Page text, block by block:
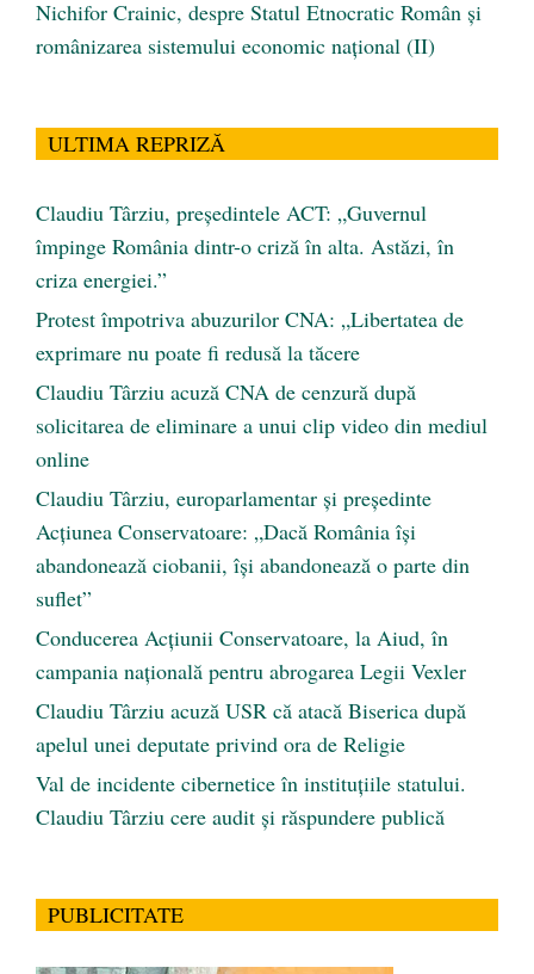
Nichifor Crainic, despre Statul Etnocratic Român şi
românizarea sistemului economic naţional (II)
ULTIMA REPRIZĂ
Claudiu Târziu, președintele ACT: „Guvernul
împinge România dintr-o criză în alta. Astăzi, în
criza energiei.”
Protest împotriva abuzurilor CNA: „Libertatea de
exprimare nu poate fi redusă la tăcere
Claudiu Târziu acuză CNA de cenzură după
solicitarea de eliminare a unui clip video din mediul
online
Claudiu Târziu, europarlamentar și președinte
Acțiunea Conservatoare: „Dacă România își
abandonează ciobanii, își abandonează o parte din
suflet”
Conducerea Acțiunii Conservatoare, la Aiud, în
campania națională pentru abrogarea Legii Vexler
Claudiu Târziu acuză USR că atacă Biserica după
apelul unei deputate privind ora de Religie
Val de incidente cibernetice în instituțiile statului.
Claudiu Târziu cere audit și răspundere publică
PUBLICITATE